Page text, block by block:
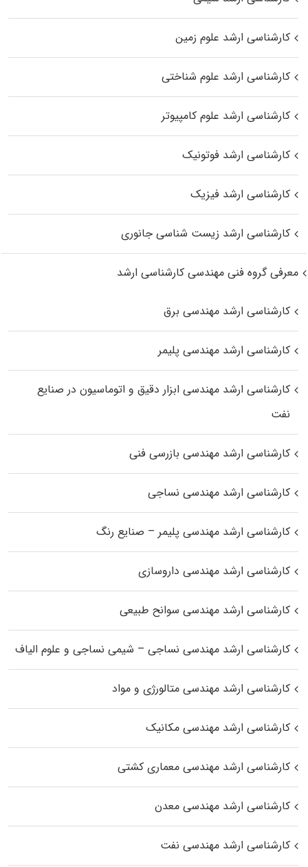
کارشناسی ارشد علوم زمین
کارشناسی ارشد علوم شناختی
کارشناسی ارشد علوم کامپیوتر
کارشناسی ارشد فوتونیک
کارشناسی ارشد فیزیک
کارشناسی ارشد زیست‌ شناسی جانوری
معرفی گروه فنی مهندسی کارشناسی ارشد
کارشناسی ارشد مهندسی برق
کارشناسی ارشد مهندسی پلیمر
کارشناسی ارشد مهندسی ابزار دقیق و اتوماسیون در صنایع
نفت
کارشناسی ارشد مهندسی بازرسی فنی
کارشناسی ارشد مهندسی نساجی
کارشناسی ارشد مهندسی پلیمر – صنایع رنگ
کارشناسی ارشد مهندسی داروسازی
کارشناسی ارشد مهندسی سوانح طبیعی
کارشناسی ارشد مهندسی نساجی – شیمی نساجی و علوم الیاف
کارشناسی ارشد مهندسی متالورژی و مواد
کارشناسی ارشد مهندسی مکانیک
کارشناسی ارشد مهندسی معماری کشتی
کارشناسی ارشد مهندسی معدن
کارشناسی ارشد مهندسی نفت